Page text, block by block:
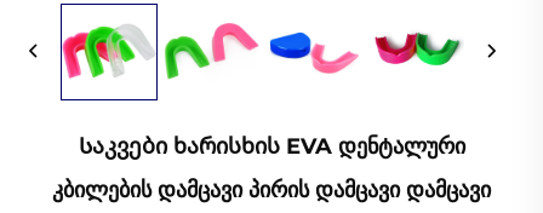
Საკვები Ხარისხის EVA Დენტალური
Კბილების Დამცავი Პირის Დამცავი Დამცავი